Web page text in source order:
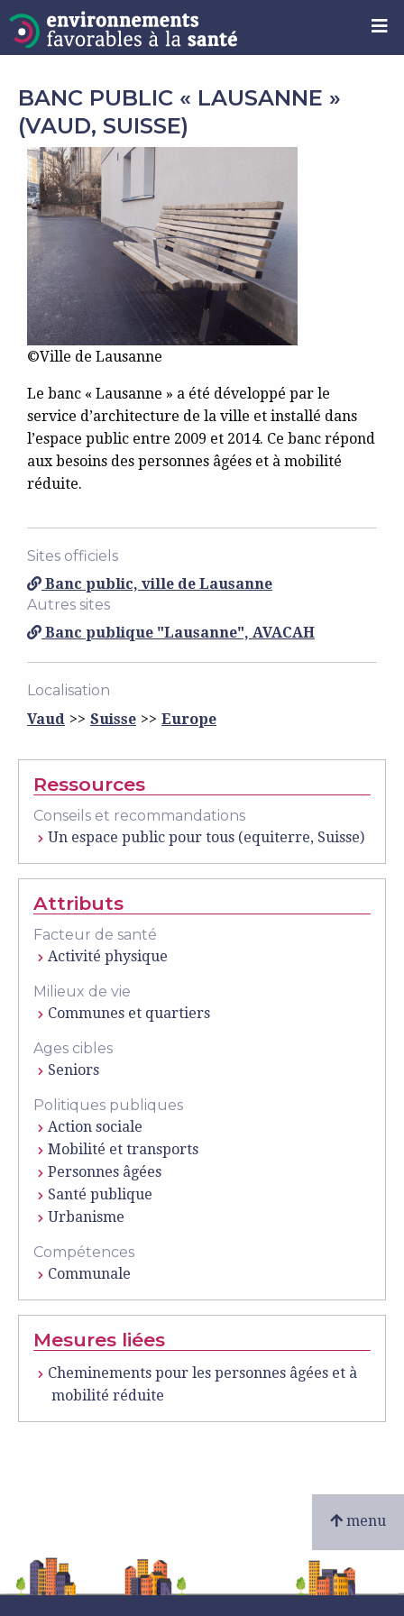
BANC PUBLIC « LAUSANNE »
(VAUD, SUISSE)
©Ville de Lausanne
Le banc « Lausanne » a été développé par le
service d’architecture de la ville et installé dans
l’espace public entre 2009 et 2014. Ce banc répond
aux besoins des personnes âgées et à mobilité
réduite.
Sites officiels
Banc public, ville de Lausanne
Autres sites
Banc publique "Lausanne", AVACAH
Localisation
Vaud
Suisse Europe
Ressources
Conseils et recommandations
Un espace public pour tous (equiterre, Suisse)
Attributs
Facteur de santé
Activité physique
Milieux de vie
Communes et quartiers
Ages cibles
Seniors
Politiques publiques
Action sociale
Mobilité et transports
Personnes âgées
Santé publique
Urbanisme
Compétences
Communale
Mesures liées
Cheminements pour les personnes âgées et à
mobilité réduite
menu